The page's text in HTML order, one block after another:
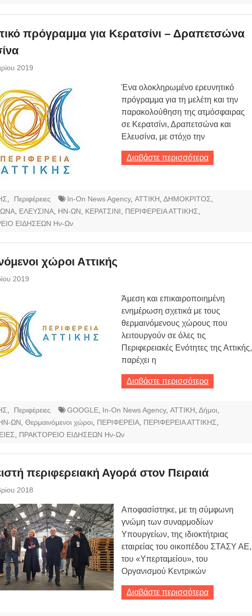
πρόγραμμα για Κερατσίνι – Δραπετσώνα
2019
Ένα ολοκληρωμένο ερευνητικό
πρόγραμμα για τη μελέτη και την
παρακολούθηση της ατμόσφαιρας
σε Κερατσίνι, Δραπετσώνα και
Ελευσίνα, με στόχο την
Διαβάστε περισσότερα
Περιφέρειες In-On News Agency, ΑΤΤΙΚΗ ΔΗΜΟΚΡΙΤΟΣ
ΕΛΕΥΣΙΝΑ ΗΝ-ΩΝ ΚΕΡΑΤΣΙΝΙ ΠΕΡΙΦΕΡΕΙΑ ΑΤΤΙΚΗΣ
ΕΙΔΗΣΕΩΝ Ην-Ων
χώροι Αττικής
2019
Άμεση και επικαιροποιημένη
ενημέρωση σχετικά με τους
θερμαινόμενους χώρους που
λειτουργούν σε όλες τις
Περιφερειακές Ενότητες της Αττικής,
παρέχει η
Διαβάστε περισσότερα
Περιφέρειες GOOGLE In-On News Agency, ΑΤΤΙΚΗ Δήμοι
ΩΝ Θερμαινόμενοι χώροι ΠΕΡΙΦΕΡΕΙΑ ΠΕΡΙΦΕΡΕΙΑ ΑΤΤΙΚΗΣ
ΠΡΑΚΤΟΡΕΙΟ ΕΙΔΗΣΕΩΝ Ην-Ων
περιφερειακή Αγορά στον Πειραιά
2018
Αποφασίστηκε, με τη σύμφωνη
γνώμη των συναρμοδίων
Υπουργείων, της ιδιοκτήτριας
εταιρείας του οικοπέδου ΣΤΑΣΥ ΑΕ,
του «Υπερταμείου», του
Οργανισμού Κεντρικών
Διαβάστε περισσότερα